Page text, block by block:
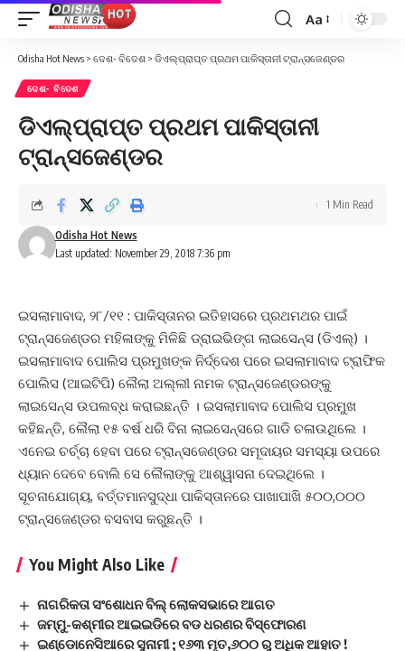
Font
Aa
Odisha Hot News > ଦେଶ- ବିଦେଶ > ଡିଏଲ୍‌ପ୍ରାପ୍ତ ପ୍ରଥମ ପାକିସ୍ତାନୀ ଟ୍ରାନ୍ସଜେଣ୍ଡର
ଦେଶ- ବିଦେଶ
ଡିଏଲ୍‌ପ୍ରାପ୍ତ ପ୍ରଥମ ପାକିସ୍ତାନୀ
ଟ୍ରାନ୍ସଜେଣ୍ଡର
Last updated: November 29, 2018 7:36 pm
Odisha Hot News
1 Min Read
ଇସଲାମାବାଦ, ୨୮/୧୧ : ପାକିସ୍ତାନର ଇତିହାସରେ ପ୍ରଥମଥର ପାଇଁ
ଟ୍ରାନ୍ସଜେଣ୍ଡର ମହିଳାଙ୍କୁ ମିଳିଛି ଡ୍ରାଇଭିଙ୍ଗ ଲାଇସେନ୍ସ (ଡିଏଲ୍‌) ।
ଇସଲାମାବାଦ ପୋଲିସ ପ୍ରମୁଖଙ୍କ ନିର୍ଦ୍ଦେଶ ପରେ ଇସଲାମାବାଦ ଟ୍ରାଫିକ
ପୋଲିସ (ଆଇଟିପି) ଲୈଲା ଅଲ୍ଲୀ ନାମକ ଟ୍ରାନ୍ସଜେଣ୍ଡରଙ୍କୁ
ଲାଇସେନ୍ସ ଉପଲବ୍ଧ କରାଇଛନ୍ତି । ଇସଲାମାବାଦ ପୋଲିସ ପ୍ରମୁଖ
କହିଛନ୍ତି, ଲୈଲା ୧୫ ବର୍ଷ ଧରି ବିନା ଲାଇସେନ୍ସରେ ଗାଡି ଚଳାଉଥିଲେ ।
ଏନେଇ ଚର୍ଚ୍ଚା ହେବା ପରେ ଟ୍ରାନ୍ସଜେଣ୍ଡର ସମୂଦାୟର ସମସ୍ୟା ଉପରେ
ଧ୍ୟାନ ଦେବେ ବୋଲି ସେ ଲୈଲାଙ୍କୁ ଆଶ୍ୱାସନା ଦେଇଥିଲେ ।
ସୂଚନାଯୋଗ୍ୟ, ବର୍ତ୍ତମାନସୁଦ୍ଧା ପାକିସ୍ତାନରେ ପାଖାପାଖି ୫୦୦,୦୦୦
ଟ୍ରାନ୍ସଜେଣ୍ଡର ବସବାସ କରୁଛନ୍ତି ।
You Might Also Like
ନାଗରିକତା ସଂଶୋଧନ ବିଲ୍‌ ଲୋକସଭାରେ ଆଗତ
ଜମ୍ମୁ-କଶ୍ମୀର ଆଇଇଡିରେ ବଡ ଧରଣର ବିସ୍ଫୋରଣ
ଇଣ୍ଡୋନେସିଆରେ ସୁନାମୀ ; ୧୬୩ ମୃତ,୬୦୦ ରୁ ଅଧିକ ଆହାତ !